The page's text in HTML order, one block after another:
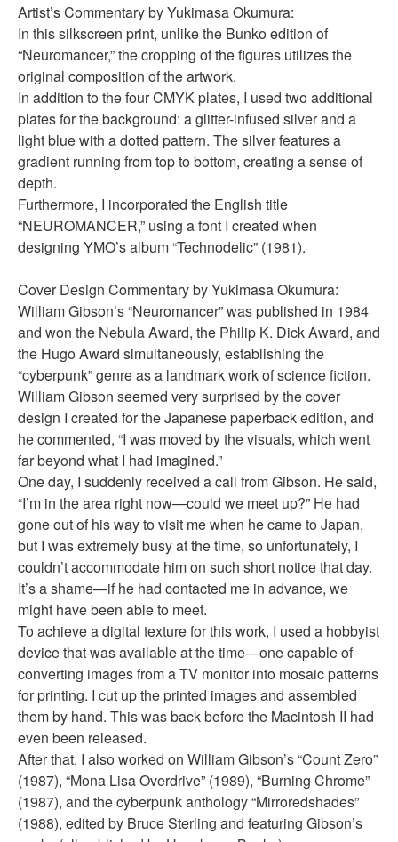
Artist’s Commentary by Yukimasa Okumura:
In this silkscreen print, unlike the Bunko edition of
“Neuromancer,” the cropping of the figures utilizes the
original composition of the artwork.
In addition to the four CMYK plates, I used two additional
plates for the background: a glitter-infused silver and a
light blue with a dotted pattern. The silver features a
gradient running from top to bottom, creating a sense of
depth.
Furthermore, I incorporated the English title
“NEUROMANCER,” using a font I created when
designing YMO’s album“Technodelic” (1981).
Cover Design Commentary by Yukimasa Okumura:
William Gibson’s“Neuromancer” was published in 1984
and won the Nebula Award, the Philip K. Dick Award, and
the Hugo Award simultaneously, establishing the
“cyberpunk” genre as a landmark work of science fiction.
William Gibson seemed very surprised by the cover
design I created for the Japanese paperback edition, and
he commented, “I was moved by the visuals, which went
far beyond what I had imagined.”
One day, I suddenly received a call from Gibson. He said,
“I’m in the area right now—could we meet up?” He had
gone out of his way to visit me when he came to Japan,
but I was extremely busy at the time, so unfortunately, I
couldn’t accommodate him on such short notice that day.
It’s a shame—if he had contacted me in advance, we
might have been able to meet.
To achieve a digital texture for this work, I used a hobbyist
device that was available at the time—one capable of
converting images from a TV monitor into mosaic patterns
for printing. I cut up the printed images and assembled
them by hand. This was back before the Macintosh II had
even been released.
After that, I also worked on William Gibson’s“Count Zero”
(1987), “Mona Lisa Overdrive” (1989), “Burning Chrome”
(1987), and the cyberpunk anthology“Mirroredshades”
(1988), edited by Bruce Sterling and featuring Gibson’s